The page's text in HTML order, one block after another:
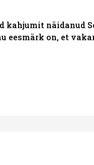
kahjumit näidanud
eesmärk on, et